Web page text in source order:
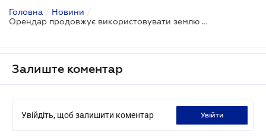
Головна / Новини /
Орендар продовжує використовувати землю після закінчення терміну дії договору: яка оплата
Залиште коментар
Увійдіть, щоб залишити коментар увійти